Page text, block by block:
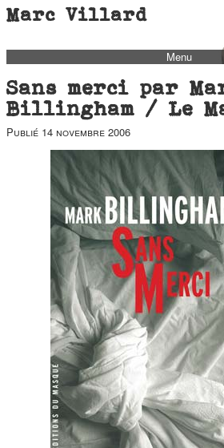
Marc Villard
Menu
bio
biblio
barbès
music
autofiction
interviews
polaroid
famille
blog
short stories
duos
Sans merci par
Billingham / Le
Publié 14 novembre 2006